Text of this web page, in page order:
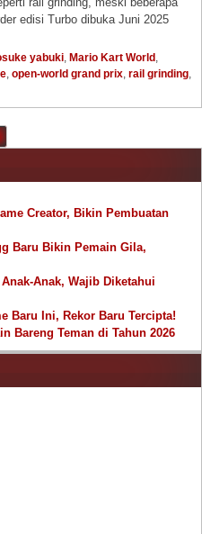
edisi Turbo dibuka Juni 2025
yabuki, Mario Kart World ,
, open-world grand prix, rail grinding,
Creator, Bikin Pembuatan
Baru Bikin Pemain Gila,
Anak, Wajib Diketahui
Baru Ini, Rekor Baru Tercipta!
Bareng Teman di Tahun 2026